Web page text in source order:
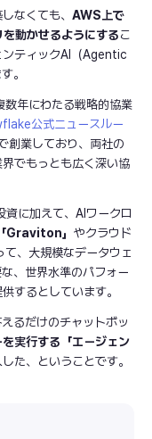
なくても、 AWS上で
動かせるようにするこ
ンティックAI（Agentic
。
年にわたる戦略的協業
公式ニュースルー
創業しており、両社の
でもっとも広く深い協
に加えて、AIワークロ
「Graviton」 やクラウド
、大規模なデータウェ
、世界水準のパフォー
するとしています。
るだけのチャットボッ
実行する「エージェン
た、ということです。